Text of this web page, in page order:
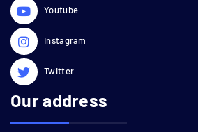
Youtube
Instagram
Twitter
Our address